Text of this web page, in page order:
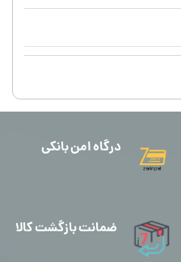
درگاه امن بانکی
ضمانت بازگشت کالا